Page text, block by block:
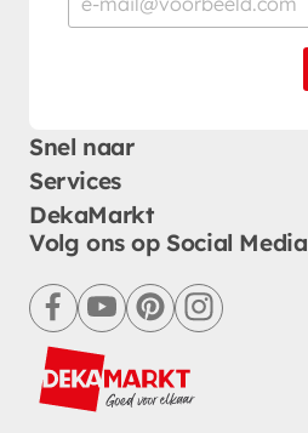
Snel naar
Services
DekaMarkt
Volg ons op Social Media
facebookyoutubepinterestinstagram